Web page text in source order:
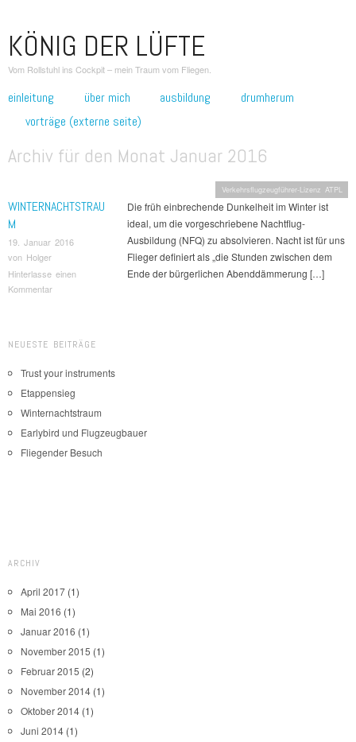
KÖNIG DER LÜFTE
Vom Rollstuhl ins Cockpit – mein Traum vom Fliegen.
Hauptmenü
zum inhalt springen
einleitung über mich ausbildung
drumherum
vorträge (externe seite)
Archiv für den Monat Januar 2016
WINTERNACHTSTRAU
M
19. Januar 2016
von Holger
Hinterlasse einen
Kommentar
Die früh einbrechende Dunkelheit im Winter ist
ideal, um die vorgeschriebene Nachtflug-
Ausbildung (NFQ) zu absolvieren. Nacht ist für uns
Flieger definiert als „die Stunden zwischen dem
Ende der bürgerlichen Abenddämmerung […]
Verkehrsflugzeugführer-Lizenz ATPL
Beitragsnavigation
NEUESTE BEITRÄGE
Trust your instruments
Etappensieg
Winternachtstraum
Earlybird und Flugzeugbauer
Fliegender Besuch
ARCHIV
April 2017 (1)
Mai 2016 (1)
Januar 2016 (1)
November 2015 (1)
Februar 2015 (2)
November 2014 (1)
Oktober 2014 (1)
Juni 2014 (1)